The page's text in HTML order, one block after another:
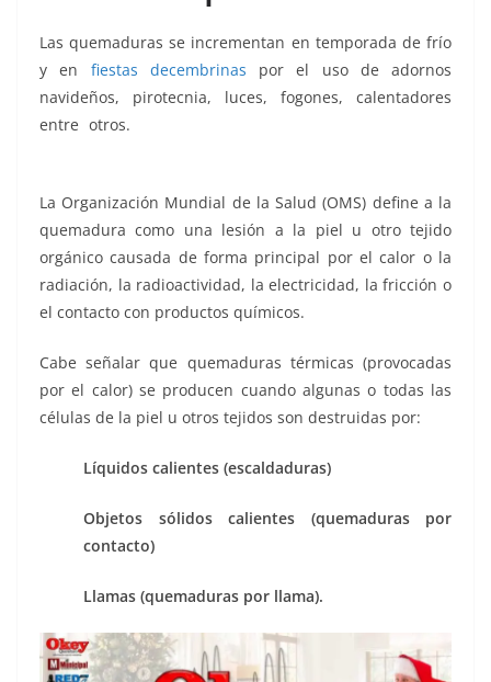
k
Las quemaduras se incrementan en temporada de frío
y en fiestas decembrinas por el uso de adornos
navideños, pirotecnia, luces, fogones, calentadores
entre otros.
La Organización Mundial de la Salud (OMS) define a la
quemadura como una lesión a la piel u otro tejido
orgánico causada de forma principal por el calor o la
radiación, la radioactividad, la electricidad, la fricción o
el contacto con productos químicos.
Cabe señalar que quemaduras térmicas (provocadas
por el calor) se producen cuando algunas o todas las
células de la piel u otros tejidos son destruidas por:
Líquidos calientes (escaldaduras)
Objetos sólidos calientes (quemaduras por
contacto)
Llamas (quemaduras por llama).